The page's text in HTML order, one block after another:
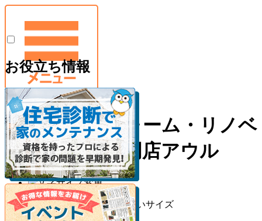
神戸のリフォーム・リノベ
ーション専門店アウル
お役立ち情報